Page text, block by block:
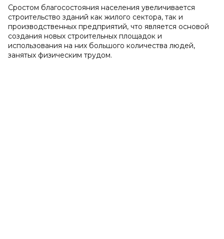
Сростом благосостояния населения увеличивается
строительство зданий как жилого сектора, так и
производственных предприятий, что является основой
создания новых строительных площадок и
использования на них большого количества людей,
занятых физическим трудом.